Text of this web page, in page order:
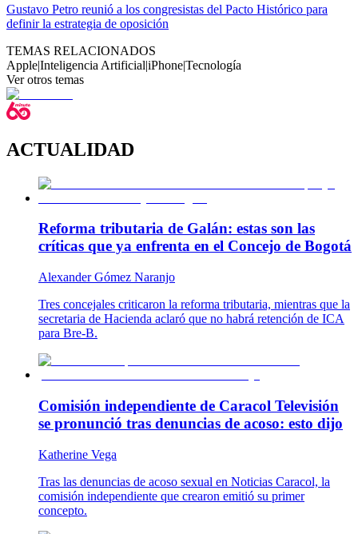
Gustavo Petro reunió a los congresistas del Pacto Histórico para
definir la estrategia de oposición
TEMAS RELACIONADOS
Apple|Inteligencia Artificial|iPhone|Tecnología
Ver otros temas
ACTUALIDAD
Reforma tributaria de Galán: estas son las
críticas que ya enfrenta en el Concejo de Bogotá
Alexander Gómez Naranjo
Tres concejales criticaron la reforma tributaria, mientras que la
secretaria de Hacienda aclaró que no habrá retención de ICA
para Bre-B.
Comisión independiente de Caracol Televisión
se pronunció tras denuncias de acoso: esto dijo
Katherine Vega
Tras las denuncias de acoso sexual en Noticias Caracol, la
comisión independiente que crearon emitió su primer
concepto.